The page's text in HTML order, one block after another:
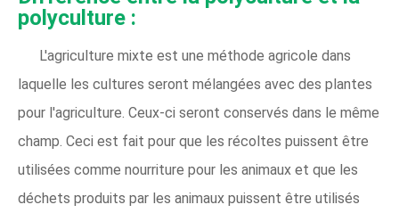
polyculture :
L'agriculture mixte est une méthode agricole dans
laquelle les cultures seront mélangées avec des plantes
pour l'agriculture. Ceux-ci seront conservés dans le même
champ. Ceci est fait pour que les récoltes puissent être
utilisées comme nourriture pour les animaux et que les
déchets produits par les animaux puissent être utilisés